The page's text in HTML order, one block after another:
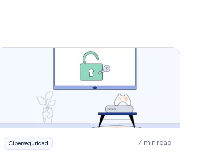
de Archivos
de Estado del Servicio
Italiano
한국어
Nederlands
Polski
Ciberseguridad 7 min read